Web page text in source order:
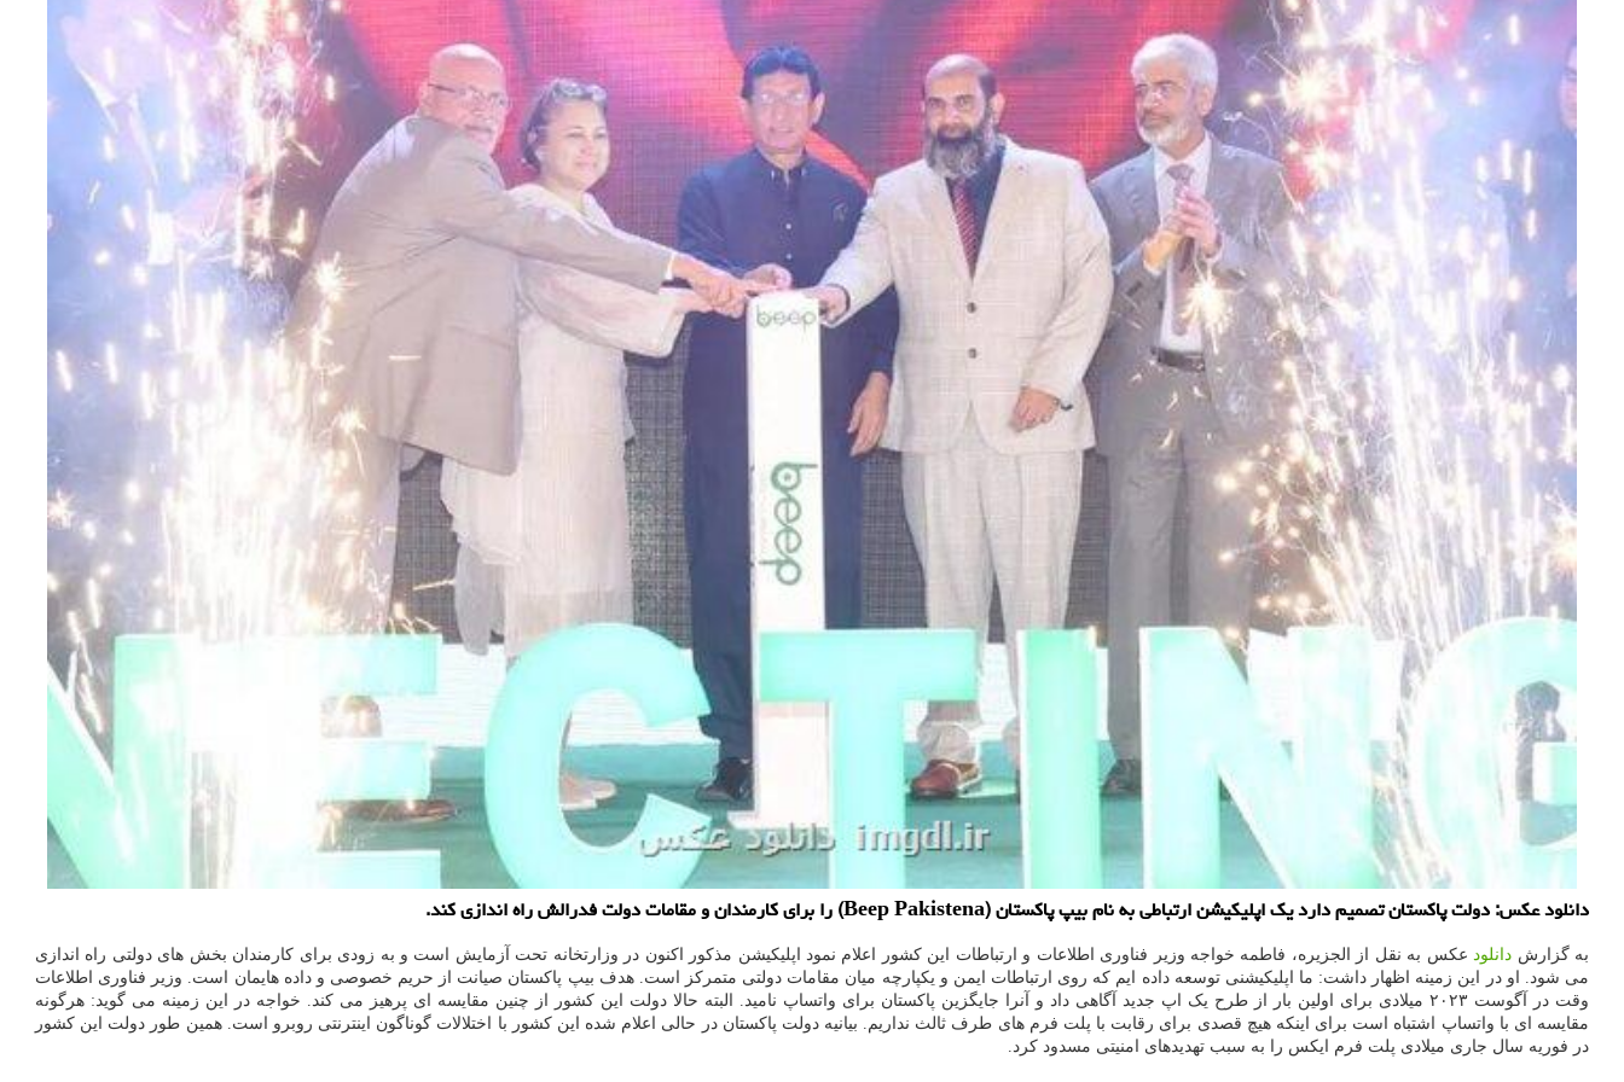
دانلود عکس: دولت پاکستان تصمیم دارد یک اپلیکیشن ارتباطی به نام بیپ پاکستان (Beep Pakistena) را برای کارمندان و مقامات دولت فدرالش راه اندازی کند.
به گزارش دانلودعکس به نقل از الجزیره، فاطمه خواجه وزیر فناوری اطلاعات و ارتباطات این کشور اعلام نمود اپلیکیشن مذکور اکنون در وزارتخانه تحت آزمایش است و به زودی برای کارمندان بخش های دولتی راه اندازی
می شود. او در این زمینه اظهار داشت: ما اپلیکیشنی توسعه داده ایم که روی ارتباطات ایمن و یکپارچه میان مقامات دولتی متمرکز است. هدف بیپ پاکستان صیانت از حریم خصوصی و داده هایمان است. وزیر فناوری اطلاعات
وقت در آگوست ۲۰۲۳ میلادی برای اولین بار از طرح یک اپ جدید آگاهی داد و آنرا جایگزین پاکستان برای واتساپ نامید. البته حالا دولت این کشور از چنین مقایسه ای پرهیز می کند. خواجه در این زمینه می گوید: هرگونه
مقایسه ای با واتساپ اشتباه است برای اینکه هیچ قصدی برای رقابت با پلت فرم های طرف ثالث نداریم. بیانیه دولت پاکستان در حالی اعلام شده این کشور با اختلالات گوناگون اینترنتی روبرو است. همین طور دولت این کشور
در فوریه سال جاری میلادی پلت فرم ایکس را به سبب تهدیدهای امنیتی مسدود کرد.